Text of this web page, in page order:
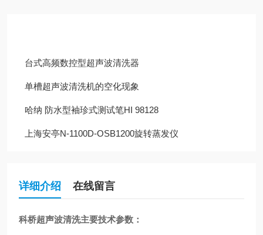
台式高频数控型超声波清洗器
单槽超声波清洗机的空化现象
哈纳 防水型袖珍式测试笔HI 98128
上海安亭N-1100D-OSB1200旋转蒸发仪
详细介绍 在线留言
科桥超声波清洗主要技术参数：